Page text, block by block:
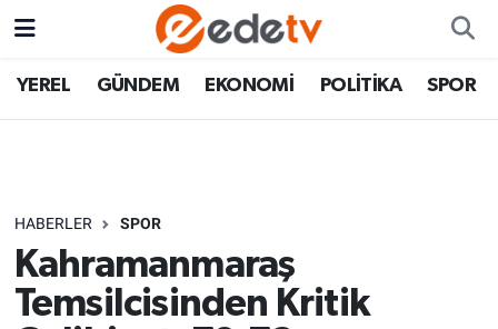
YEREL GÜNDEM EKONOMİ POLİTİKA SPOR
HABERLER SPOR
Kahramanmaraş
Temsilcisinden Kritik